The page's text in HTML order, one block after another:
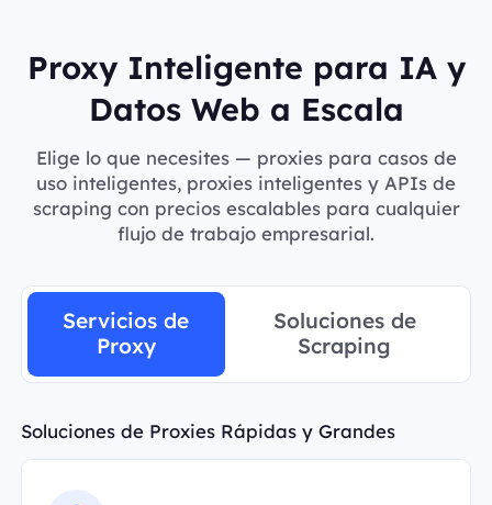
Proxy Inteligente para IA y
Datos Web a Escala
Elige lo que necesites — proxies para casos de
uso inteligentes, proxies inteligentes y APIs de
scraping con precios escalables para cualquier
flujo de trabajo empresarial.
Servicios de
Proxy
Soluciones de
Scraping
Soluciones de Proxies Rápidas y Grandes